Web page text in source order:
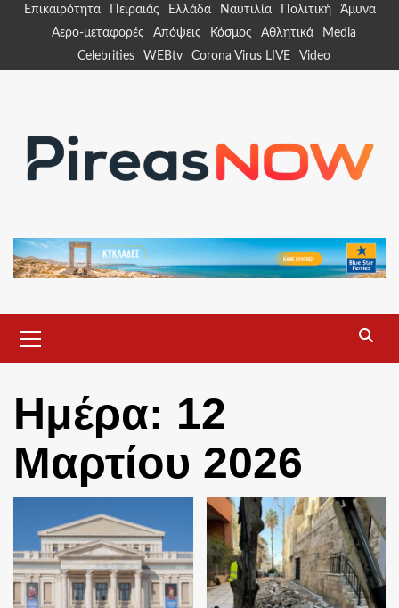
Επικαιρότητα Πειραιάς Ελλάδα Ναυτιλία Πολιτική
Άμυνα
Αερο-μεταφορές
Απόψεις Κόσμος Αθλητικά
Media
Celebrities
WEBtv Corona Virus LIVE Video
Menu
Ημέρα: 12
Μαρτίου 2026